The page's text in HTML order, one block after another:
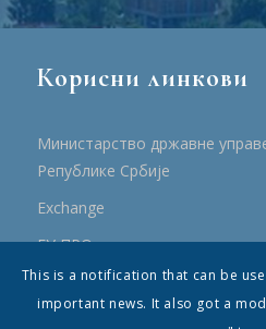
Корисни линкови
Министарство државне
Републике Србије
Еxchange
ЕУ ПРО
ПРРР
This is a notification that can be
important news. It also got a